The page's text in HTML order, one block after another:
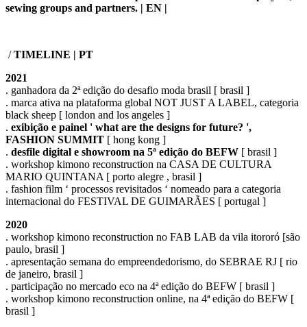
sewing groups and partners. | EN |
/TIMELINE | PT
2021
. ganhadora da 2ª edição do desafio moda brasil [ brasil ]
. marca ativa na plataforma global NOT JUST A LABEL, categoria
black sheep [ london and los angeles ]
. exibição e painel ' what are the designs for future? ',
FASHION SUMMIT [ hong kong ]
. desfile digital e showroom na 5ª edição do BEFW [ brasil ]
. workshop kimono reconstruction na CASA DE CULTURA
MARIO QUINTANA [ porto alegre , brasil ]
. fashion film ‘ processos revisitados ‘ nomeado para a categoria
internacional do FESTIVAL DE GUIMARÃES [ portugal ]
2020
. workshop kimono reconstruction no FAB LAB da vila itororó [são
paulo, brasil ]
. apresentação semana do empreendedorismo, do SEBRAE RJ [ rio
de janeiro, brasil ]
. participação no mercado eco na 4ª edição do BEFW [ brasil ]
. workshop kimono reconstruction online, na 4ª edição do BEFW [
brasil ]